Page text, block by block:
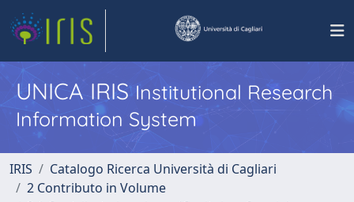
UNICA IRISInstitutional Research
Information System
IRIS
Catalogo Ricerca Università di Cagliari
2 Contributo in Volume